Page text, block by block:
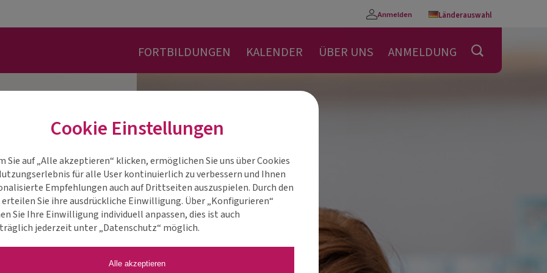
Anmelden
Konto
Länderauswahl
FORTBILDUNGEN KALENDER ÜBER UNS ANMELDUNG
Cookie Einstellungen
Sie auf „Alle akzeptieren“ klicken, ermöglichen Sie uns über Cookies
für alle User kontinuierlich zu verbessern und Ihnen
Empfehlungen auch auf Drittseiten auszuspielen. Durch den
Sie ihre ausdrückliche Einwilligung. Über „Konfigurieren“
Sie Ihre Einwilligung individuell anpassen, dies ist auch
jederzeit unter „Datenschutz“ möglich.
Alle akzeptieren